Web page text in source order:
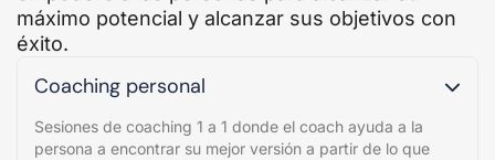
máximo potencial y alcanzar sus objetivos con
éxito.
Coaching personal
Sesiones de coaching 1 a 1 donde el coach ayuda a la
persona a encontrar su mejor versión a partir de lo que